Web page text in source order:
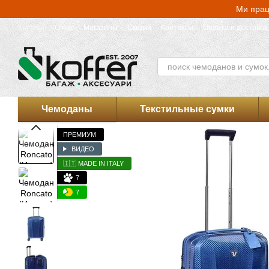
Ми
Каталог О нас Магазины Скидки Контакты
Оплата и доставка
Оферта магазина Koffer.UA
Чемоданы Текстильные сумки
ПРЕМИУМ
ВИДЕО
🇮🇹 MADE IN ITALY
7
7